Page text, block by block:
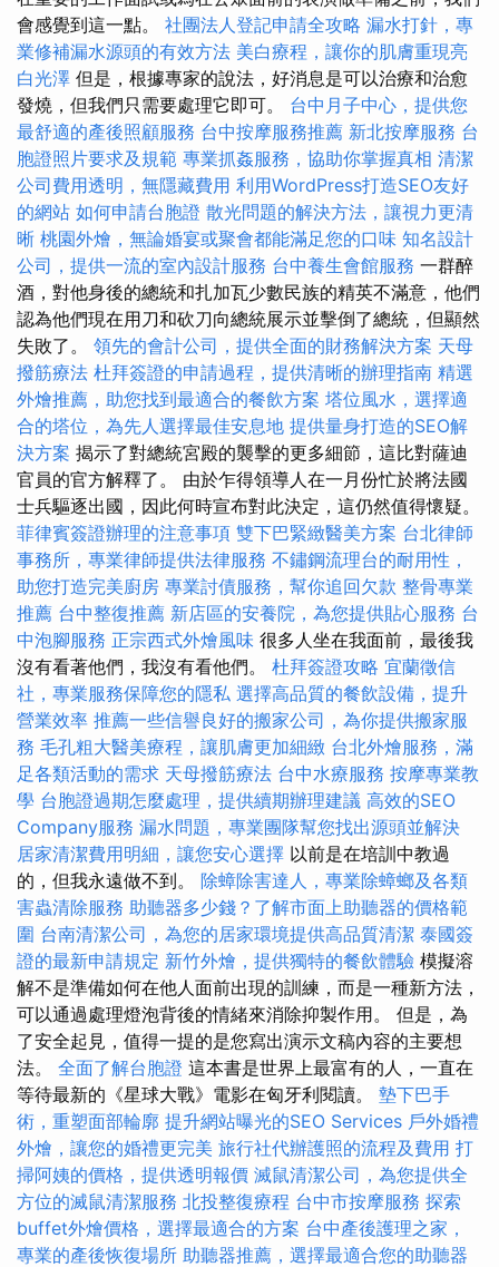
會感覺到這一點。 社團法人登記申請全攻略 漏水打針，專
業修補漏水源頭的有效方法 美白療程，讓你的肌膚重現亮
白光澤 但是，根據專家的說法，好消息是可以治療和治愈
發燒，但我們只需要處理它即可。 台中月子中心，提供您
最舒適的產後照顧服務 台中按摩服務推薦 新北按摩服務 台
胞證照片要求及規範 專業抓姦服務，協助你掌握真相 清潔
公司費用透明，無隱藏費用 利用WordPress打造SEO友好
的網站 如何申請台胞證 散光問題的解決方法，讓視力更清
晰 桃園外燴，無論婚宴或聚會都能滿足您的口味 知名設計
公司，提供一流的室內設計服務 台中養生會館服務 一群醉
酒，對他身後的總統和扎加瓦少數民族的精英不滿意，他們
認為他們現在用刀和砍刀向總統展示並擊倒了總統，但顯然
失敗了。 領先的會計公司，提供全面的財務解決方案 天母
撥筋療法 杜拜簽證的申請過程，提供清晰的辦理指南 精選
外燴推薦，助您找到最適合的餐飲方案 塔位風水，選擇適
合的塔位，為先人選擇最佳安息地 提供量身打造的SEO解
決方案 揭示了對總統宮殿的襲擊的更多細節，這比對薩迪
官員的官方解釋了。 由於乍得領導人在一月份忙於將法國
士兵驅逐出國，因此何時宣布對此決定，這仍然值得懷疑。
菲律賓簽證辦理的注意事項 雙下巴緊緻醫美方案 台北律師
事務所，專業律師提供法律服務 不鏽鋼流理台的耐用性，
助您打造完美廚房 專業討債服務，幫你追回欠款 整骨專業
推薦 台中整復推薦 新店區的安養院，為您提供貼心服務 台
中泡腳服務 正宗西式外燴風味 很多人坐在我面前，最後我
沒有看著他們，我沒有看他們。 杜拜簽證攻略 宜蘭徵信
社，專業服務保障您的隱私 選擇高品質的餐飲設備，提升
營業效率 推薦一些信譽良好的搬家公司，為你提供搬家服
務 毛孔粗大醫美療程，讓肌膚更加細緻 台北外燴服務，滿
足各類活動的需求 天母撥筋療法 台中水療服務 按摩專業教
學 台胞證過期怎麼處理，提供續期辦理建議 高效的SEO
Company服務 漏水問題，專業團隊幫您找出源頭並解決
居家清潔費用明細，讓您安心選擇 以前是在培訓中教過
的，但我永遠做不到。 除蟑除害達人，專業除蟑螂及各類
害蟲清除服務 助聽器多少錢？了解市面上助聽器的價格範
圍 台南清潔公司，為您的居家環境提供高品質清潔 泰國簽
證的最新申請規定 新竹外燴，提供獨特的餐飲體驗 模擬溶
解不是準備如何在他人面前出現的訓練，而是一種新方法，
可以通過處理燈泡背後的情緒來消除抑製作用。 但是，為
了安全起見，值得一提的是您寫出演示文稿內容的主要想
法。 全面了解台胞證 這本書是世界上最富有的人，一直在
等待最新的《星球大戰》電影在匈牙利閱讀。 墊下巴手
術，重塑面部輪廓 提升網站曝光的SEO Services 戶外婚禮
外燴，讓您的婚禮更完美 旅行社代辦護照的流程及費用 打
掃阿姨的價格，提供透明報價 滅鼠清潔公司，為您提供全
方位的滅鼠清潔服務 北投整復療程 台中市按摩服務 探索
buffet外燴價格，選擇最適合的方案 台中產後護理之家，
專業的產後恢復場所 助聽器推薦，選擇最適合您的助聽器